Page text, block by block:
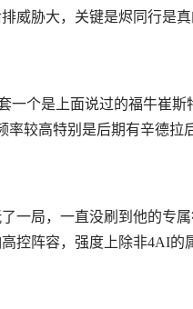
威胁大，关键是烬同行是
一个是上面说过的福牛崔
率较高特别是后期有辛德拉
一局，一直没刷到他的专
控阵容，强度上除非4AI